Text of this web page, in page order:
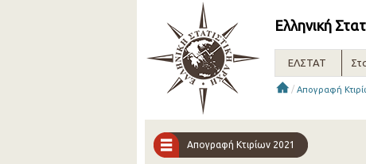
Ελληνική
ΕΛΣΤΑΤ
/ Απογραφή
Απογραφή Κτιρίων 2021